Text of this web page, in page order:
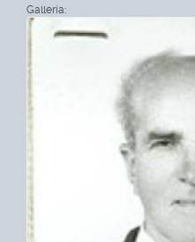
Galleria: